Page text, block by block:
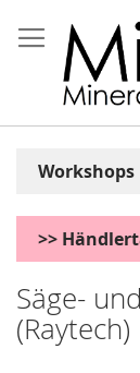
Inhalt
springen
Workshops
>>
Säge-
(Raytech)